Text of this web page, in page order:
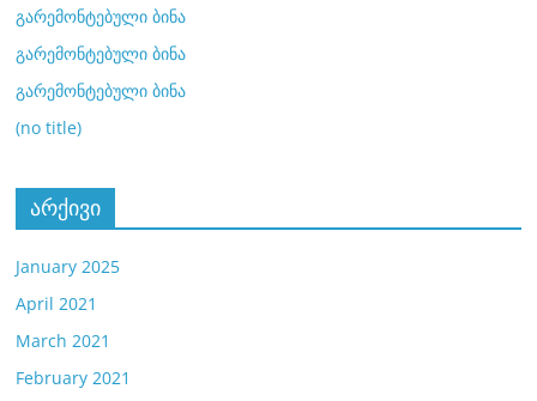
გარემონტებული ბინა
გარემონტებული ბინა
გარემონტებული ბინა
(no title)
არქივი
January 2025
April 2021
March 2021
February 2021